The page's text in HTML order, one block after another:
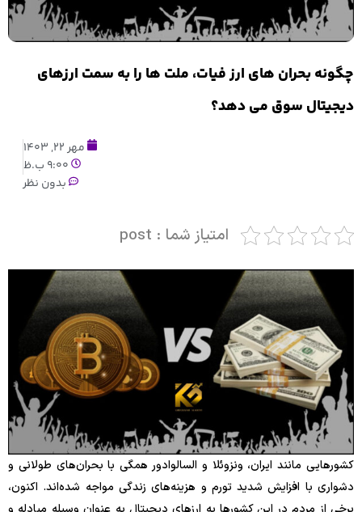
چگونه بحران های ارز فیات، ملت ها را به سمت ارزهای
دیجیتال سوق می دهد؟
مهر 22, 1403
9:00 ب.ظ
بدون نظر
امتیاز شما : post
کشورهایی مانند ایران، ونزوئلا و السالوادور همگی با بحران‌های طولانی و
دشواری با افزایش شدید تورم و هزینه‌های زندگی مواجه شده‌اند. اکنون،